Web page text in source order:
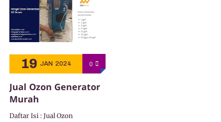
19 JAN 2024 0
Jual Ozon Generator
Murah
Daftar Isi : Jual Ozon